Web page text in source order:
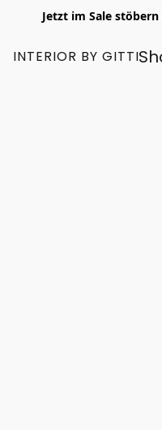
Jetzt im Sale
INTERIOR BY GITTI